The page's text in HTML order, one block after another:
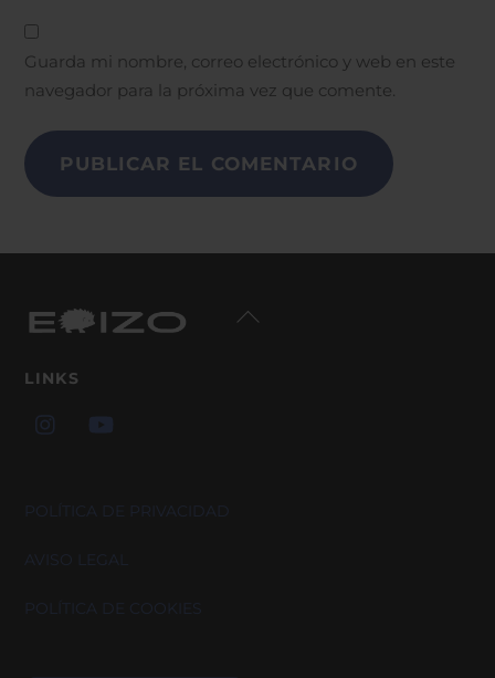
Guarda mi nombre, correo electrónico y web en este
navegador para la próxima vez que comente.
Back
LINKS
POLÍTICA DE PRIVACIDAD
AVISO LEGAL
POLÍTICA DE COOKIES